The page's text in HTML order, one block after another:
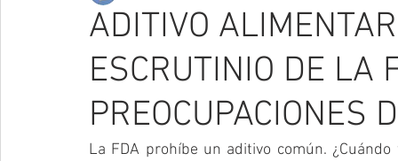
ADITIVO
ESCRUTINIO DE LA
PREOCUPACIONES
La FDA prohíbe un aditivo común.